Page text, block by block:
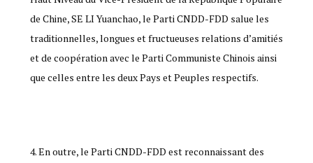
de Chine, SE LI Yuanchao, le Parti CNDD-FDD salue les
traditionnelles, longues et fructueuses relations d’amitiés
et de coopération avec le Parti Communiste Chinois ainsi
que celles entre les deux Pays et Peuples respectifs.
En outre, le Parti CNDD-FDD est reconnaissant des